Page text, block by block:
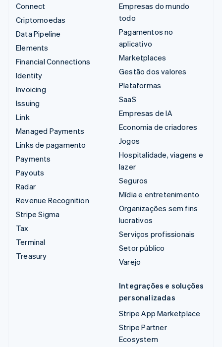
Connect
Criptomoedas
Data Pipeline
Elements
Financial Connections
Identity
Invoicing
Issuing
Link
Managed Payments
Links de pagamento
Payments
Payouts
Radar
Revenue Recognition
Stripe Sigma
Tax
Terminal
Treasury
Empresas do mundo
todo
Pagamentos no
aplicativo
Marketplaces
Gestão dos valores
Plataformas
SaaS
Empresas de IA
Economia de criadores
Jogos
Hospitalidade, viagens e
lazer
Seguros
Mídia e entretenimento
Organizações sem fins
lucrativos
Serviços profissionais
Setor público
Varejo
Integrações e soluções
personalizadas
Stripe App Marketplace
Stripe Partner
Ecosystem